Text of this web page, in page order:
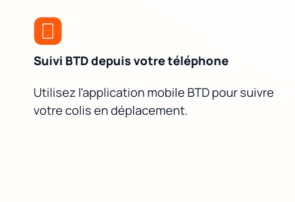
Suivi BTD depuis votre téléphone
Utilisez l'application mobile BTD pour suivre
votre colis en déplacement.